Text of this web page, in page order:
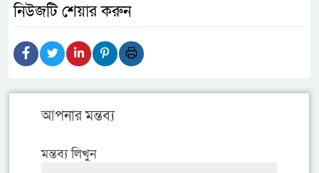
নিউজটি শেয়ার করুন
আপনার মন্তব্য
মন্তব্য লিখুন